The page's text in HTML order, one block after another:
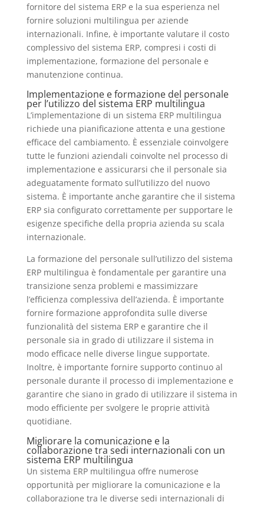
fornitore del sistema ERP e la sua esperienza nel
fornire soluzioni multilingua per aziende
internazionali. Infine, è importante valutare il costo
complessivo del sistema ERP, compresi i costi di
implementazione, formazione del personale e
manutenzione continua.
Implementazione e formazione del personale
per l’utilizzo del sistema ERP multilingua
L’implementazione di un sistema ERP multilingua
richiede una pianificazione attenta e una gestione
efficace del cambiamento. È essenziale coinvolgere
tutte le funzioni aziendali coinvolte nel processo di
implementazione e assicurarsi che il personale sia
adeguatamente formato sull’utilizzo del nuovo
sistema. È importante anche garantire che il sistema
ERP sia configurato correttamente per supportare le
esigenze specifiche della propria azienda su scala
internazionale.
La formazione del personale sull’utilizzo del sistema
ERP multilingua è fondamentale per garantire una
transizione senza problemi e massimizzare
l’efficienza complessiva dell’azienda. È importante
fornire formazione approfondita sulle diverse
funzionalità del sistema ERP e garantire che il
personale sia in grado di utilizzare il sistema in
modo efficace nelle diverse lingue supportate.
Inoltre, è importante fornire supporto continuo al
personale durante il processo di implementazione e
garantire che siano in grado di utilizzare il sistema in
modo efficiente per svolgere le proprie attività
quotidiane.
Migliorare la comunicazione e la
collaborazione tra sedi internazionali con un
sistema ERP multilingua
Un sistema ERP multilingua offre numerose
opportunità per migliorare la comunicazione e la
collaborazione tra le diverse sedi internazionali di